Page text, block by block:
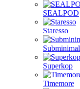
SEALPOD
Staresso
Subminimal
Superkop
Timemore